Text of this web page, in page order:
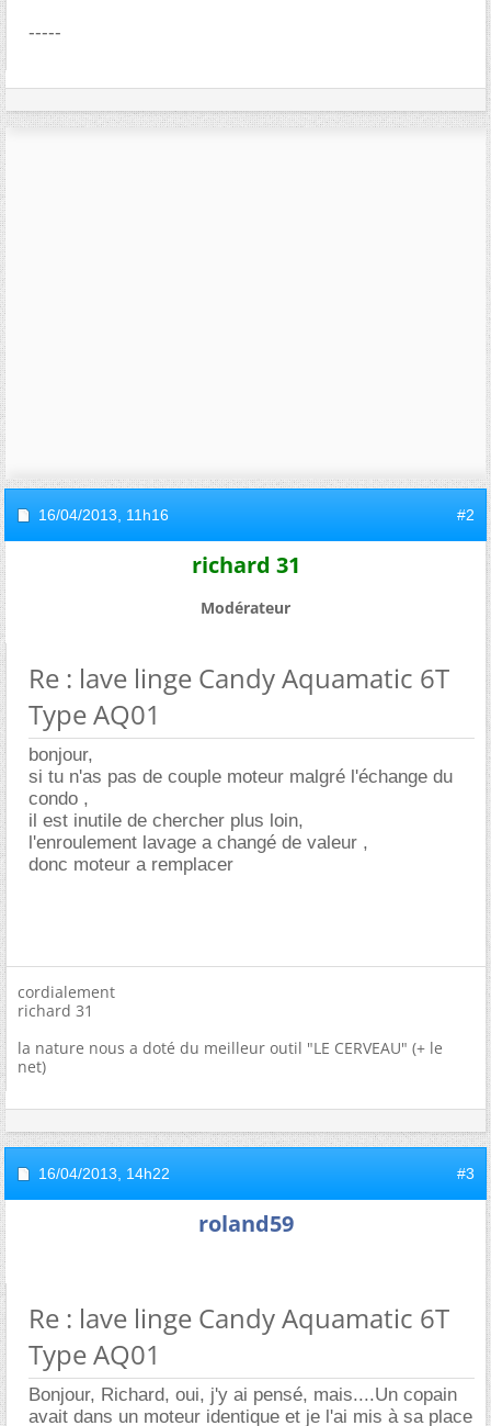
-----
16/04/2013, 11h16 #2
richard 31
Modérateur
Re : lave linge Candy Aquamatic 6T
Type AQ01
bonjour,
si tu n'as pas de couple moteur malgré l'échange du
condo ,
il est inutile de chercher plus loin,
l'enroulement lavage a changé de valeur ,
donc moteur a remplacer
cordialement
richard 31
la nature nous a doté du meilleur outil "LE CERVEAU" (+ le
net)
16/04/2013, 14h22 #3
roland59
Re : lave linge Candy Aquamatic 6T
Type AQ01
Bonjour, Richard, oui, j'y ai pensé, mais....Un copain
avait dans un moteur identique et je l'ai mis à sa place